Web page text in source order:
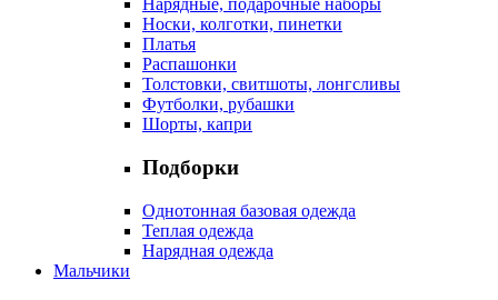
Нарядные, подарочные наборы
Носки, колготки, пинетки
Платья
Распашонки
Толстовки, свитшоты, лонгсливы
Футболки, рубашки
Шорты, капри
Подборки
Однотонная базовая одежда
Теплая одежда
Нарядная одежда
Мальчики